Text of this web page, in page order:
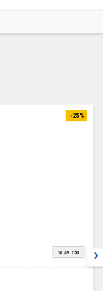
-25%
16 49 150 ›